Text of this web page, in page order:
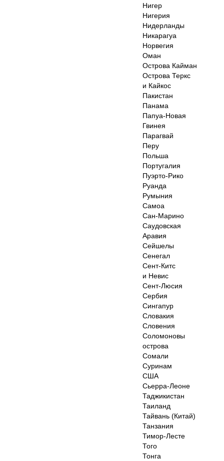
Нигер
Нигерия
Нидерланды
Никарагуа
Норвегия
Оман
Острова Кайман
Острова Теркс
и Кайкос
Пакистан
Панама
Папуа-Новая
Гвинея
Парагвай
Перу
Польша
Португалия
Пуэрто-Рико
Руанда
Румыния
Самоа
Сан-Марино
Саудовская
Аравия
Сейшелы
Сенегал
Сент-Китс
и Невис
Сент-Люсия
Сербия
Сингапур
Словакия
Словения
Соломоновы
острова
Сомали
Суринам
США
Сьерра-Леоне
Таджикистан
Таиланд
Тайвань (Китай)
Танзания
Тимор-Лесте
Того
Тонга